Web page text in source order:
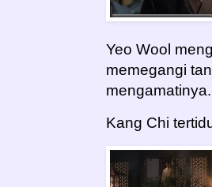
Yeo Wool
memegangi
mengamatinya.
Kang Chi